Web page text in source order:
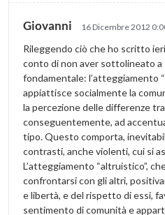
Giovanni 16 Dicembre 2012
Rileggendo ciò che ho scritto
conto di non aver sottolineato a
fondamentale: l’atteggiamento
appiattisce socialmente la
la percezione delle differenze
conseguentemente, ad
tipo. Questo comporta,
contrasti, anche violenti, cui si
L’atteggiamento “altruistico”,
confrontarsi con gli altri,
e libertà, e del rispetto di essi,
sentimento di comunità e